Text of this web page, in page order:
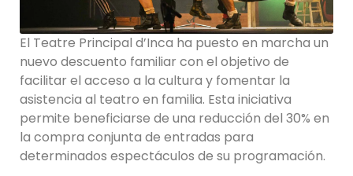
El Teatre Principal d’Inca ha puesto en marcha un
nuevo descuento familiar con el objetivo de
facilitar el acceso a la cultura y fomentar la
asistencia al teatro en familia. Esta iniciativa
permite beneficiarse de una reducción del 30% en
la compra conjunta de entradas para
determinados espectáculos de su programación.